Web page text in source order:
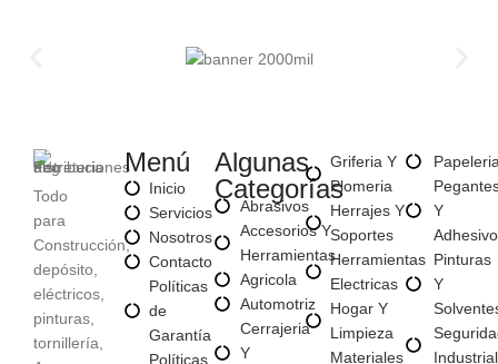
Todo
para
Construcción,
depósito,
eléctricos,
pinturas,
tornillería,
Menú
Inicio
Servicios
Nosotros
Contacto
Políticas
de
Garantía
Políticas
Algunas
Categorías
Abrasivos
Accesorios Y
Herramientas
Agricola
Automotriz
Cerrajeria
Y
Griferia Y
Plomeria
Herrajes Y
Soportes
Herramientas
Electricas
Hogar Y
Limpieza
Materiales
Y
Pinturas
Y
Industrial